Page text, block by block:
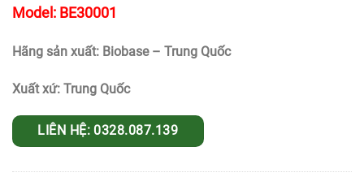
Model: BE30001
Hãng sản xuất: Biobase – Trung Quốc
Xuất xứ: Trung Quốc
LIÊN HỆ: 0328.087.139